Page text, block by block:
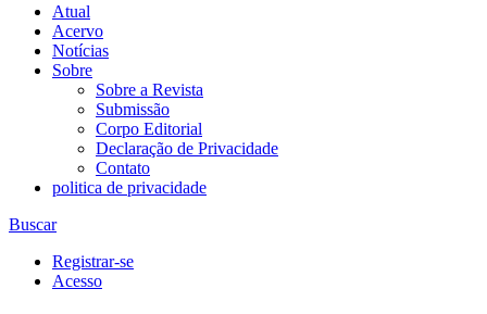
Atual
Acervo
Notícias
Sobre
Sobre a Revista
Submissão
Corpo Editorial
Declaração de Privacidade
Contato
politica de privacidade
Buscar
Registrar-se
Acesso